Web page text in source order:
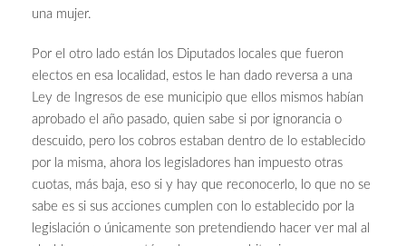
una mujer.
Por el otro lado están los Diputados locales que fueron
electos en esa localidad, estos le han dado reversa a una
Ley de Ingresos de ese municipio que ellos mismos habían
aprobado el año pasado, quien sabe si por ignorancia o
descuido, pero los cobros estaban dentro de lo establecido
por la misma, ahora los legisladores han impuesto otras
cuotas, más baja, eso si y hay que reconocerlo, lo que no se
sabe es si sus acciones cumplen con lo establecido por la
legislación o únicamente son pretendiendo hacer ver mal al